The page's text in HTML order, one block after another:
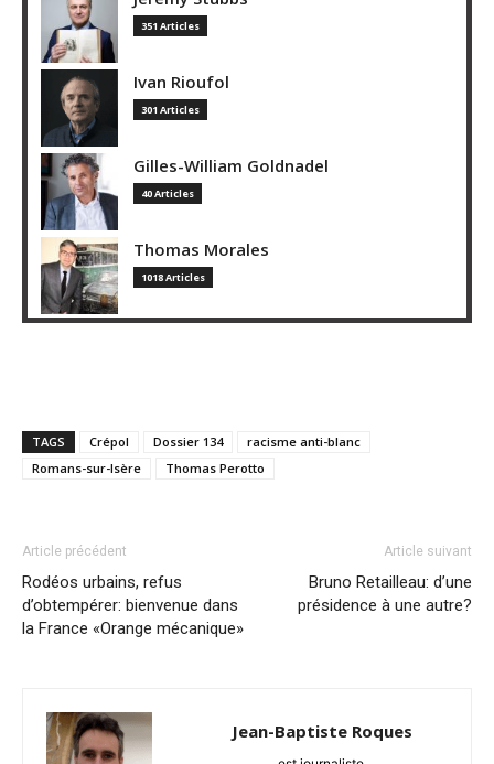
351 Articles
Ivan Rioufol
301 Articles
Gilles-William Goldnadel
40 Articles
Thomas Morales
1018 Articles
TAGS Crépol Dossier 134
racisme anti-blanc
Romans-sur-Isère
Thomas Perotto
Article précédent
Rodéos urbains, refus
d’obtempérer: bienvenue dans
la France «Orange mécanique»
Article suivant
Bruno Retailleau: d’une
présidence à une autre?
Jean-Baptiste Roques